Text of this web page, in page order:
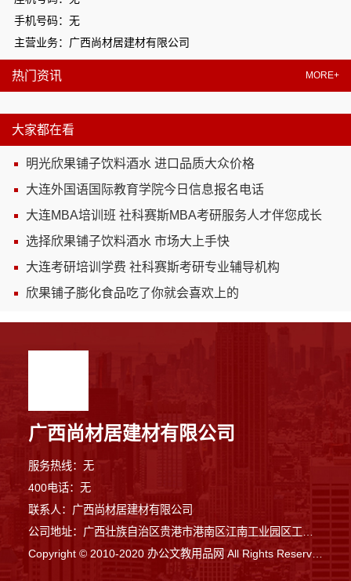
手机号码：无
主营业务：广西尚材居建材有限公司
热门资讯 MORE+
大家都在看
明光欣果铺子饮料酒水 进口品质大众价格
大连外国语国际教育学院今日信息报名电话
大连MBA培训班 社科赛斯MBA考研服务人才伴您成长
选择欣果铺子饮料酒水 市场大上手快
大连考研培训学费 社科赛斯考研专业辅导机构
欣果铺子膨化食品吃了你就会喜欢上的
广西尚材居建材有限公司
服务热线：无
400电话：无
联系人：广西尚材居建材有限公司
Copyright © 2010-2020 办公文教用品网 All Rights Reserved